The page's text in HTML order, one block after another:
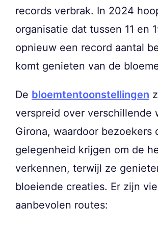
records verbrak. In 2024
organisatie dat tussen 11 en
opnieuw een record aantal
komt genieten van de
De bloemtentoonstellingen
verspreid over verschillende
Girona, waardoor bezoekers
gelegenheid krijgen om de
verkennen, terwijl ze
bloeiende creaties. Er zijn
aanbevolen routes: